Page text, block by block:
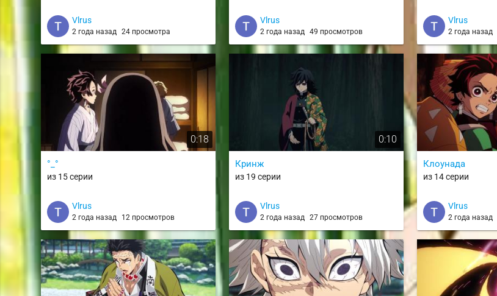
Vlrus
2 года назад 24 просмотра
Vlrus
2 года назад 49 просмотров
Vlrus
2 года назад
0:18
°_°
из 15 серии
Vlrus
2 года назад 12 просмотров
0:10
Кринж
из 19 серии
Vlrus
2 года назад 27 просмотров
Клоунада
из 14 серии
Vlrus
2 года назад